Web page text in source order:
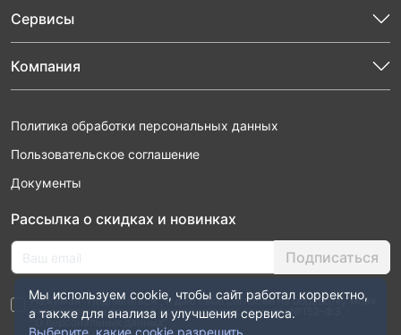
Сервисы
Компания
Политика обработки персональных данных
Пользовательское соглашение
Документы
Рассылка о скидках и новинках
Подписаться
Нажимая “Подписаться”, я даю свое согласие на обработку моих
персональных данных в соответствии с законом №152-ФЗ
“О персональных данных”
Мы используем cookie, чтобы сайт работал корректно,
а также для анализа и улучшения сервиса.
Выберите, какие cookie разрешить